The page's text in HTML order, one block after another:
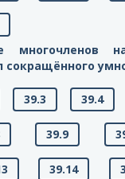
многочленов
39.3 39.4
39.9
39.14